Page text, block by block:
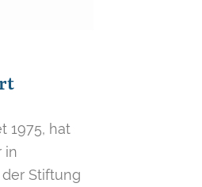
1975, hat
in
Stiftung